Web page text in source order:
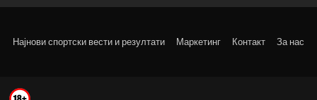
Најнови спортски вести и резултати Маркетинг Контакт За нас